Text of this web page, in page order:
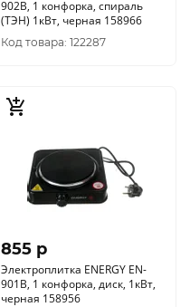
902B, 1 конфорка, спираль
(ТЭН) 1кВт, черная 158966
Код товара: 122287
855 p
Электроплитка ENERGY EN-
901B, 1 конфорка, диск, 1кВт,
черная 158956